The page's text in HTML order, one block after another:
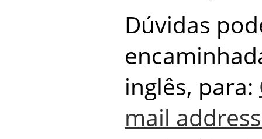
Dúvidas
inglês, para:
mail